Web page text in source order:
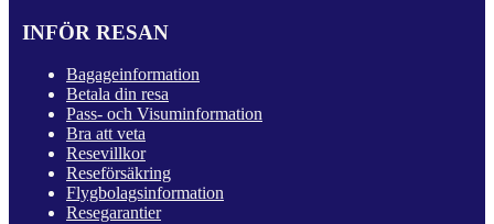
INFÖR RESAN
Bagageinformation
Betala din resa
Pass- och Visuminformation
Bra att veta
Resevillkor
Reseförsäkring
Flygbolagsinformation
Resegarantier